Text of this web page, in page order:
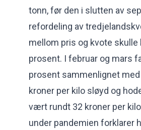
tonn, før den i slutten av
refordeling av
mellom pris og kvote
prosent. I februar og mars
prosent sammenlignet
kroner per kilo sløyd og
vært rundt 32 kroner per
under pandemien forklarer